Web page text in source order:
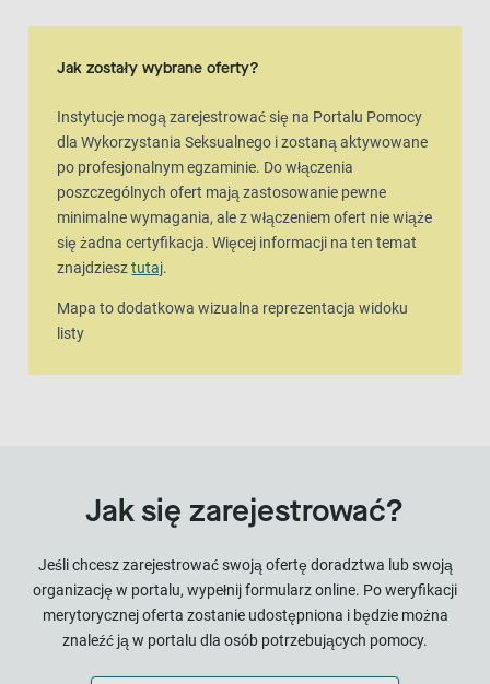
widok mapy
Jak zostały wybrane oferty?
Instytucje mogą zarejestrować się na Portalu Pomocy
dla Wykorzystania Seksualnego i zostaną aktywowane
po profesjonalnym egzaminie. Do włączenia
poszczególnych ofert mają zastosowanie pewne
minimalne wymagania, ale z włączeniem ofert nie wiąże
się żadna certyfikacja. Więcej informacji na ten temat
znajdziesztutaj.
Mapa to dodatkowa wizualna reprezentacja widoku
listy
Jak się zarejestrować?
Jeśli chcesz zarejestrować swoją ofertę doradztwa lub swoją
organizację w portalu, wypełnij formularz online. Po weryfikacji
merytorycznej oferta zostanie udostępniona i będzie można
znaleźć ją w portalu dla osób potrzebujących pomocy.